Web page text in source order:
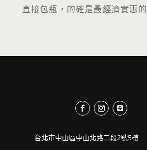
直接包瓶，的確是最經濟實惠
台北市中山區中山北路二段2號5樓